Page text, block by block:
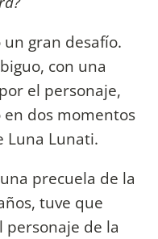
un gran desafío.
con una
el personaje,
dos momentos
Luna Lunati.
precuela de la
tuve que
de la